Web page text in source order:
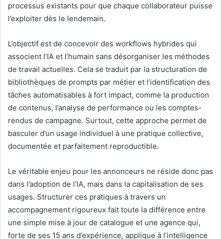
processus existants pour que chaque collaborateur puisse
l’exploiter dès le lendemain.
L’objectif est de concevoir des workflows hybrides qui
associent l’IA et l’humain sans désorganiser les méthodes
de travail actuelles. Cela se traduit par la structuration de
bibliothèques de prompts par métier et l’identification des
tâches automatisables à fort impact, comme la production
de contenus, l’analyse de performance ou les comptes-
rendus de campagne. Surtout, cette approche permet de
basculer d’un usage individuel à une pratique collective,
documentée et parfaitement reproductible.
Le véritable enjeu pour les annonceurs ne réside donc pas
dans l’adoption de l’IA, mais dans la capitalisation de ses
usages. Structurer ces pratiques à travers un
accompagnement rigoureux fait toute la différence entre
une simple mise à jour de catalogue et une agence qui,
forte de ses 15 ans d’expérience, applique à l’intelligence